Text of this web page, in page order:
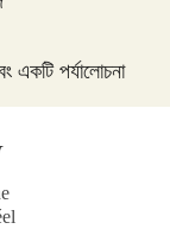
একটি পর্যালোচনা